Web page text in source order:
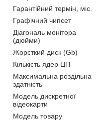
Гарантійний термін, міс.
Графічний чипсет
Діагональ монітора
(дюйми)
Жорсткий диск (Gb)
Кількість ядер ЦП
Максимальна роздільна
здатність
Модель дискретної
відеокарти
Модель товару